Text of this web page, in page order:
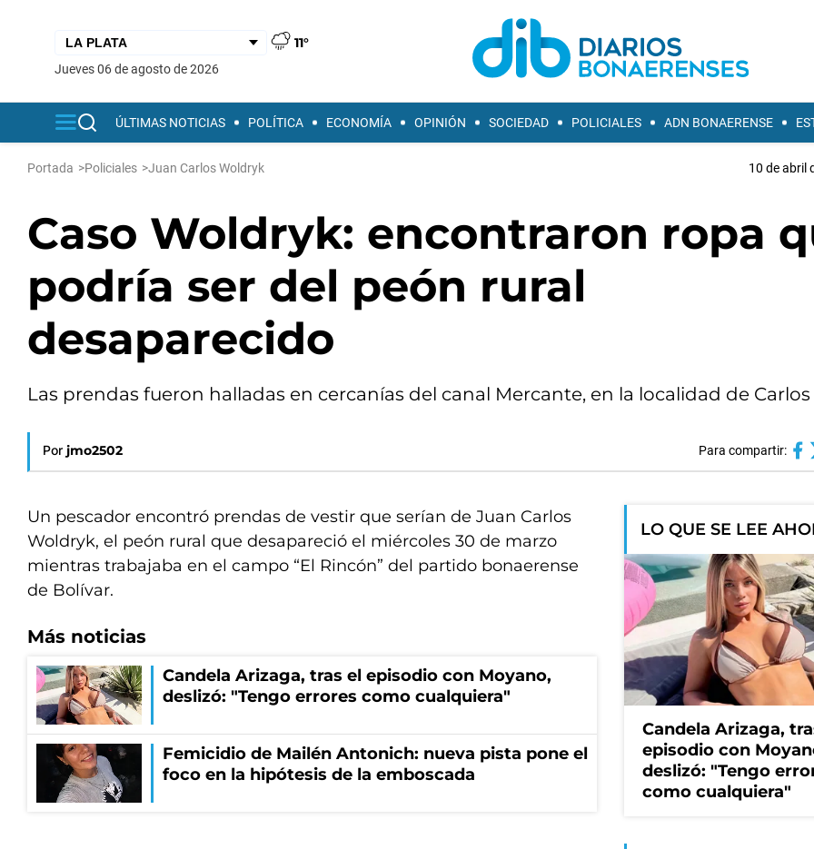
11°
jueves 06 de agosto de 2026
ÚLTIMAS NOTICIAS POLÍTICA ECONOMÍA OPINIÓN SOCIEDAD POLICIALES ADN BONAERENSE
Portada >Policiales >Juan Carlos Woldryk 10 de abril
Caso Woldryk: encontraron ropa
podría ser del peón rural
desaparecido
Las prendas fueron halladas en cercanías del canal Mercante, en la localidad de Carlos
Por jmo2502 Para compartir:
Un pescador encontró prendas de vestir que serían de Juan Carlos
Woldryk, el peón rural que desapareció el miércoles 30 de marzo
mientras trabajaba en el campo “El Rincón” del partido bonaerense
de Bolívar.
Más noticias
Candela Arizaga, tras el episodio con Moyano,
deslizó: "Tengo errores como cualquiera"
Femicidio de Mailén Antonich: nueva pista pone el
foco en la hipótesis de la emboscada
LO QUE SE LEE
Candela Arizaga,
episodio con
deslizó: "Tengo
como cualquiera"